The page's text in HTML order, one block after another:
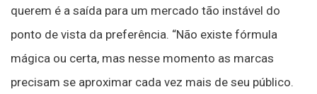
querem é a saída para um mercado tão instável do
ponto de vista da preferência. “Não existe fórmula
mágica ou certa, mas nesse momento as marcas
precisam se aproximar cada vez mais de seu público.